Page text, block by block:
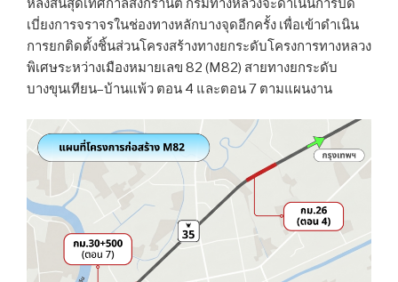
หลังสิ้นสุดเทศกาลสงกรานต์ กรมทางหลวงจะดำเนินการปิด
เบี่ยงการจราจรในช่องทางหลักบางจุดอีกครั้ง เพื่อเข้าดำเนิน
การยกติดตั้งชิ้นส่วนโครงสร้างทางยกระดับโครงการทางหลวง
พิเศษระหว่างเมืองหมายเลข 82 (M82) สายทางยกระดับ
บางขุนเทียน–บ้านแพ้ว ตอน 4 และตอน 7 ตามแผนงาน